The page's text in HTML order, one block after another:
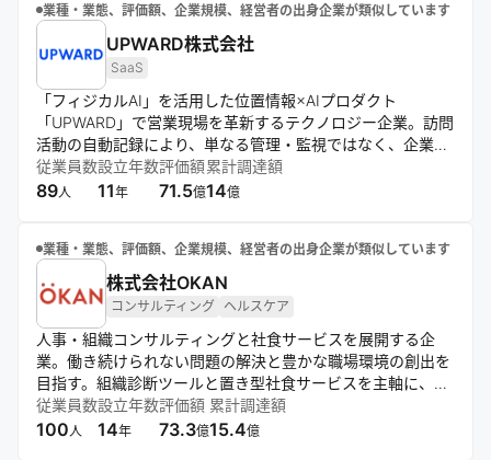
業種・業態、評価額、企業規模、経営者の出身企業が類似しています
UPWARD株式会社
SaaS
「フィジカルAI」を活用した位置情報×AIプロダクト
「UPWARD」で営業現場を革新するテクノロジー企業。訪問
活動の自動記録により、単なる管理・監視ではなく、企業の
業績UPや事業成長に貢献。契約更新率99%以上、400社以
上に導入され、グローバルな事業拡大を推進している。
従業員数
89人
設立年数
11年
評価額
71.5億
累計調達額
14億
業種・業態、評価額、企業規模、経営者の出身企業が類似しています
株式会社OKAN
コンサルティング ヘルスケア
人事・組織コンサルティングと社食サービスを展開する企
業。働き続けられない問題の解決と豊かな職場環境の創出を
目指す。組織診断ツールと置き型社食サービスを主軸に、従
業員の声を活かした組織改善と健康的な食事提供を通じ、持
続可能な労働環境の実現に貢献している。
従業員数
100 人
設立年数
14年
評価額
73.3億
累計調達額
15.4億